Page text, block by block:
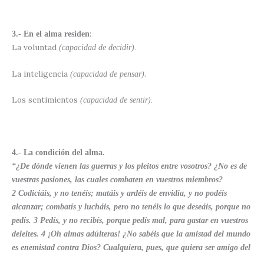
3.- En el alma residen:
La voluntad (capacidad de decidir).
La inteligencia (capacidad de pensar).
Los sentimientos (capacidad de sentir).
4.- La condición del alma.
“¿De dónde vienen las guerras y los pleitos entre vosotros? ¿No es de
vuestras pasiones, las cuales combaten en vuestros miembros?
2 Codiciáis, y no tenéis; matáis y ardéis de envidia, y no podéis
alcanzar; combatís y lucháis, pero no tenéis lo que deseáis, porque no
pedís. 3 Pedís, y no recibís, porque pedís mal, para gastar en vuestros
deleites. 4 ¡Oh almas adúlteras! ¿No sabéis que la amistad del mundo
es enemistad contra Dios? Cualquiera, pues, que quiera ser amigo del